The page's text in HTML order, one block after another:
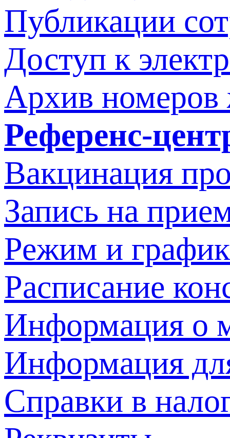
Публикации
Доступ к
Архив номеров
Референс-
Вакцинация
Запись на
Режим и
Расписание
Информация о
Информация
Справки в